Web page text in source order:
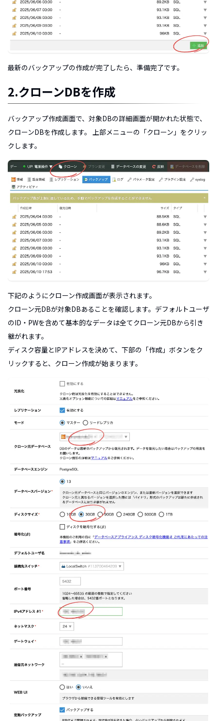
最新のバックアップの作成が完了したら、準備完了です。
2.クローンDBを作成
バックアップ作成画面で、対象DBの詳細画面が開かれた状態で、
クローンDBを作成します。 上部メニューの「クローン」をクリッ
クします。
下記のようにクローン作成画面が表示されます。
クローン元DBが対象DBあることを確認します。デフォルトユーザ
のID・PWを含めて基本的なデータは全てクローン元DBから引き
継がれます。
ディスク容量とIPアドレスを決めて、下部の「作成」ボタンをク
リックすると、クローン作成が始まります。